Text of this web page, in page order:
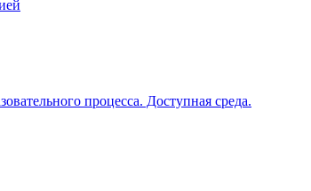
процесса. Доступная среда.